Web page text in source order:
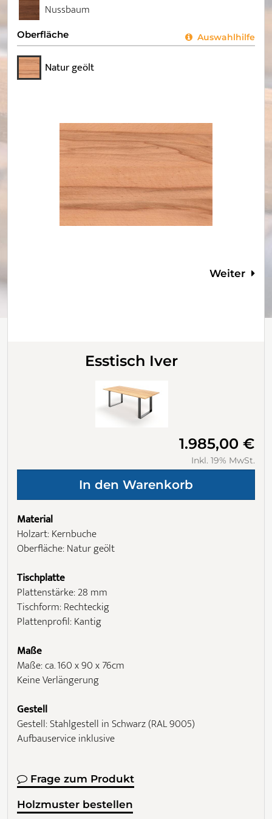
Nussbaum
Oberfläche Auswahlhilfe
Natur geölt
Weiter
Esstisch Iver
1.985,00 €
Inkl. 19% MwSt.
Material
Holzart: Kernbuche
Oberfläche: Natur geölt
Tischplatte
Plattenstärke: 28 mm
Tischform: Rechteckig
Plattenprofil: Kantig
Maße
Maße: ca. 160 x 90 x 76cm
Keine Verlängerung
Gestell
Gestell: Stahlgestell in Schwarz (RAL 9005)
Aufbauservice inklusive
Frage zum Produkt
Holzmuster bestellen